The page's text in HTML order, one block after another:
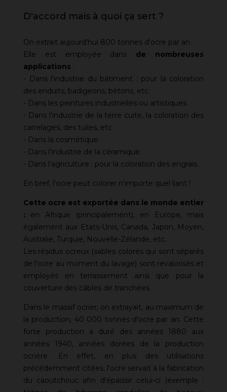
D'accord mais à quoi ça sert ?
On extrait aujourd'hui 800 tonnes d'ocre par an.
Elle est employée dans de nombreuses
applications :
- Dans l'industrie du bâtiment : pour la coloration
des enduits, badigeons, bétons, etc.
- Dans les peintures industrielles ou artistiques.
- Dans l'industrie de la terre cuite, la coloration des
carrelages, des tuiles, etc.
- Dans la cosmétique.
- Dans l'industrie de la céramique.
- Dans l'agriculture : pour la coloration des engrais.
En bref, l'ocre peut colorer n'importe quel liant !
Cette ocre est exportée dans le monde entier
: en Afrique (principalement), en Europe, mais
également aux Etats-Unis, Canada, Japon, Moyen,
Australie, Turquie, Nouvelle-Zélande, etc.
Les résidus ocreux (sables colorés qui sont séparés
de l'ocre au moment du lavage) sont revalorisés et
employés en terrassement ainsi que pour la
couverture des câbles de tranchées.
Dans le massif ocrier, on extrayait, au maximum de
la production, 40 000 tonnes d'ocre par an. Cette
forte production a duré des années 1880 aux
années 1940, années dorées de la production
ocrière. En effet, en plus des utilisations
précédemment citées, l'ocre servait à la fabrication
du caoutchouc afin d'épaissir celui-ci (exemple :